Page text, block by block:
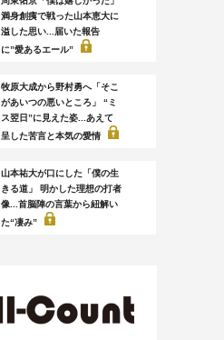
満身創痍で戦った山本恵大に
溢した思い...届いた報告
に”愛あるエール”
牧原大成から野村勇へ「そこ
があいつの悪いところ」 “ミ
ス翌日”に見えた姿...あえて
呈した苦言と本気の愛情
山本祐大が口にした「僕の生
きる道」 明かした理想の打者
像...首脳陣の言葉から紐解い
た“凄み”